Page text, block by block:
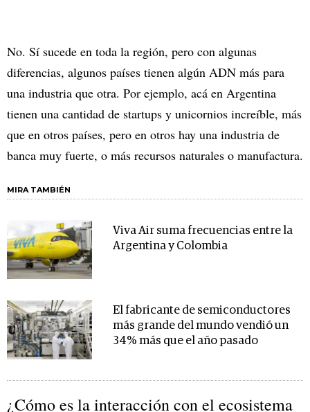
No. Sí sucede en toda la región, pero con algunas
diferencias, algunos países tienen algún ADN más para
una industria que otra. Por ejemplo, acá en Argentina
tienen una cantidad de startups y unicornios increíble, más
que en otros países, pero en otros hay una industria de
banca muy fuerte, o más recursos naturales o manufactura.
MIRA TAMBIÉN
Viva Air suma frecuencias entre la
Argentina y Colombia
El fabricante de semiconductores
más grande del mundo vendió un
34% más que el año pasado
¿Cómo es la interacción con el ecosistema